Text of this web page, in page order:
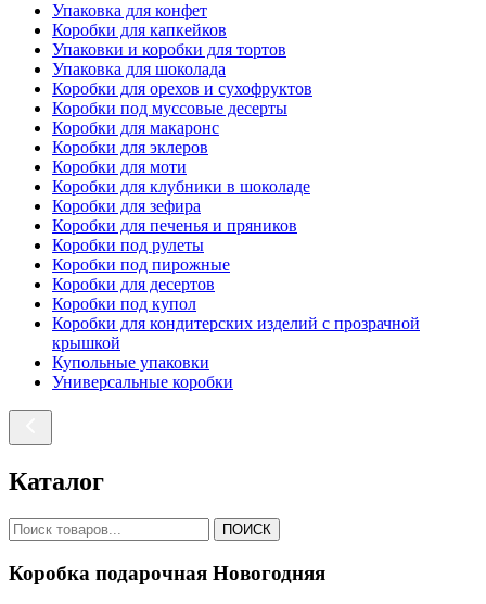
Упаковка для конфет
Коробки для капкейков
Упаковки и коробки для тортов
Упаковка для шоколада
Коробки для орехов и сухофруктов
Коробки под муссовые десерты
Коробки для макаронс
Коробки для эклеров
Коробки для моти
Коробки для клубники в шоколаде
Коробки для зефира
Коробки для печенья и пряников
Коробки под рулеты
Коробки под пирожные
Коробки для десертов
Коробки под купол
Коробки для кондитерских изделий с прозрачной
крышкой
Купольные упаковки
Универсальные коробки
Каталог
ПОИСК
Коробка подарочная Новогодняя